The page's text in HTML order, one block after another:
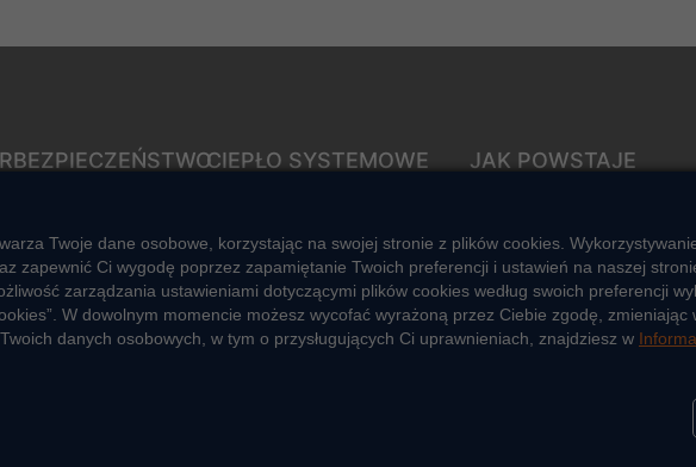
CIEPŁO SYSTEMOWE
Usługi okołociepłownicze
Informacje ciepła systemowego
JAK POWSTAJE
Mapa sieci ciepłowniczej
KIERUNKI ROZWOJU SIECI
CIEPŁOWNICZEJ
Twoje dane osobowe, korzystając na swojej stronie z plików cookies.
zapewnić Ci wygodę poprzez zapamiętanie Twoich preferencji i ustawień na naszej
zarządzania ustawieniami dotyczącymi plików cookies według swoich preferencji
W dowolnym momencie możesz wycofać wyrażoną przez Ciebie zgodę, zmieniając
danych osobowych, w tym o przysługujących Ci uprawnieniach, znajdziesz w